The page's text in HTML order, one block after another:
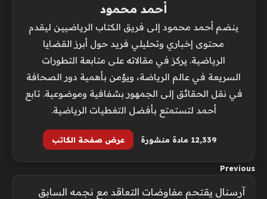
أحمد محمود
ينضم أحمد محمود إلى فريق الكتاب الرياضيين ليقدم
محتوى إخباري وتحليلي فريد حول أبرز القضايا
الرياضية. يركز في مقالاته على متابعة التطورات
السريعة في عالم الرياضة، ويؤمن بأهمية دور الصحافة
في نقل الحقائق إلى الجمهور بشفافية وموضوعية. تابع
أحمد لتستمتع بأفضل التغطيات الرياضية.
12٬339 مادة منشورة عرض صفحة الكاتب
Previous
آرسنال يقتحم مفاوضات التعاقد مع نجمه السابق